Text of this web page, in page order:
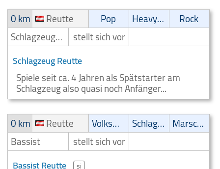
0 km
Reutte Pop Heavy-Metal
Rock
Schlagzeuger/Drummer
stellt sich vor
Schlagzeug Reutte
Spiele seit ca. 4 Jahren als Spätstarter am
Schlagzeug also quasi noch Anfänger...
0 km
Reutte Volksmusik Schlager
Marsch/Polka
Bassist
stellt sich vor
Bassist Reutte si